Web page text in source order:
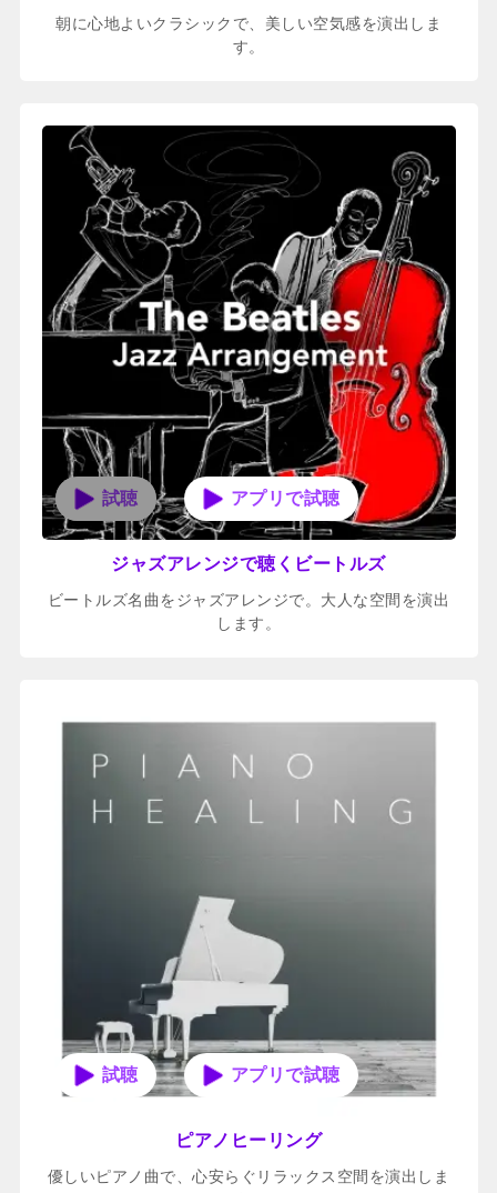
アプリで試聴
ジャズアレンジで聴くビートルズ
ビートルズ名曲をジャズアレンジで。大人な空間を演出
します。
朝に心地よいクラシックで、美しい空気感を演出しま
す。
アプリで試聴
ピアノヒーリング
優しいピアノ曲で、心安らぐリラックス空間を演出しま